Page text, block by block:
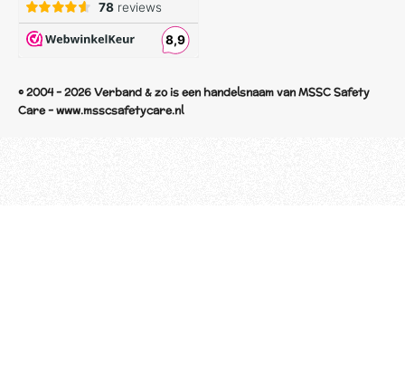
© 2004 - 2026 Verband & zo is een handelsnaam van MSSC Safety
Care - www.msscsafetycare.nl